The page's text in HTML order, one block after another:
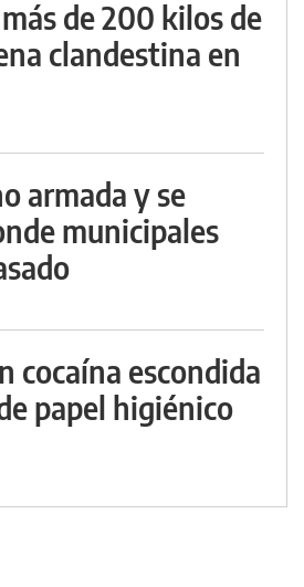
de 200 kilos de
clandestina en
armada y se
municipales
cocaína escondida
papel higiénico